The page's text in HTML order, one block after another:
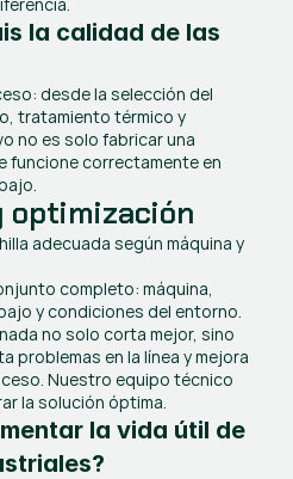
la calidad de las
desde la selección del
tratamiento térmico y
no es solo fabricar una
funcione correctamente en
optimización
adecuada según máquina y
completo: máquina,
y condiciones del entorno.
no solo corta mejor, sino
problemas en la línea y mejora
Nuestro equipo técnico
la solución óptima.
la vida útil de